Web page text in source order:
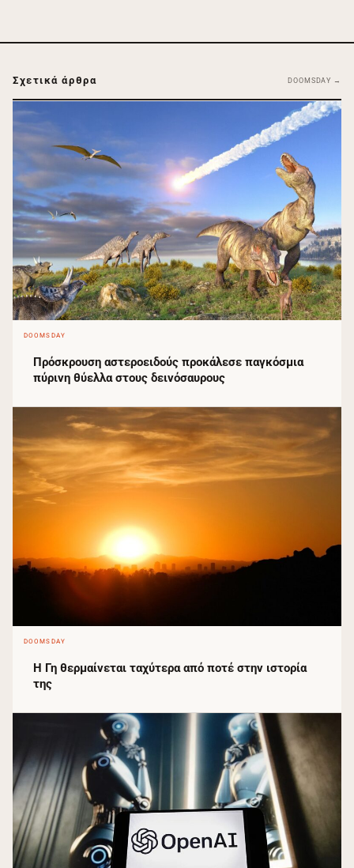
Σχετικά άρθρα DOOMSDAY →
DOOMSDAY
Πρόσκρουση αστεροειδούς προκάλεσε παγκόσμια
πύρινη θύελλα στους δεινόσαυρους
DOOMSDAY
Η Γη θερμαίνεται ταχύτερα από ποτέ στην ιστορία
της